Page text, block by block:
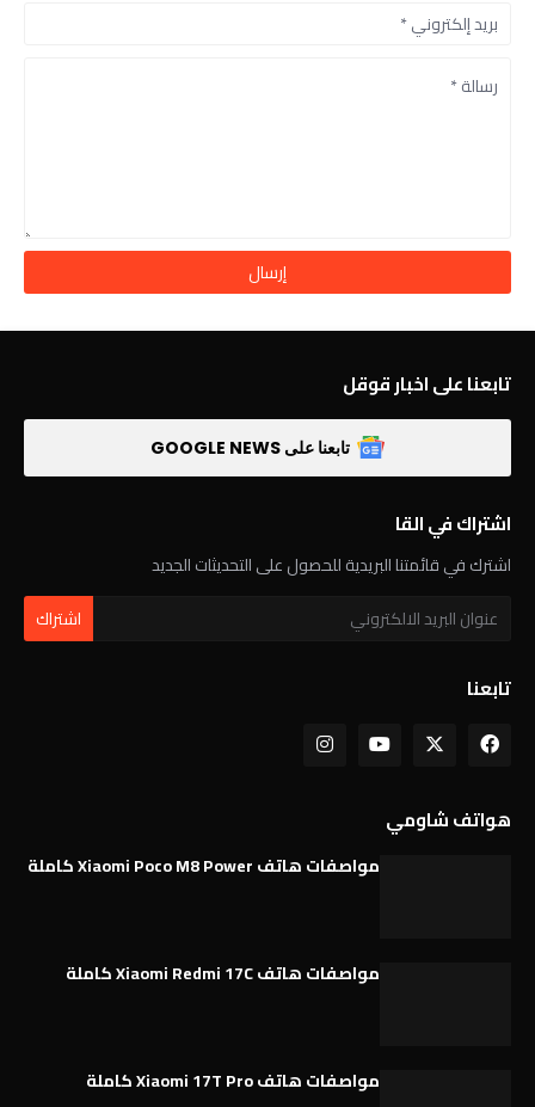
تابعنا على اخبار قوقل
تابعنا على GOOGLE NEWS
اشتراك في القا
اشترك في قائمتنا البريدية للحصول على التحديثات الجديد
تابعنا
هواتف شاومي
مواصفات هاتف Xiaomi Poco M8 Power كاملة
مواصفات هاتف Xiaomi Redmi 17C كاملة
مواصفات هاتف Xiaomi 17T Pro كاملة